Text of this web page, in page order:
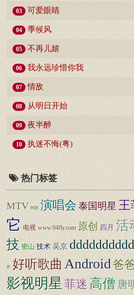
03 可爱眼睛
04 季候风
05 不再儿嬉
06 我永远珍惜你我
07 情敌
08 从明日开始
09 夜半醉
10 执迷不悔(粤)
热门标签
MTV 韩国 演唱会泰国明星 王
它 电视 www.94fly.com 原创 四月 活
技 密山 技术 吴京
片 好听歌曲 Android爸
影视明星 菲迷 高僧 唐